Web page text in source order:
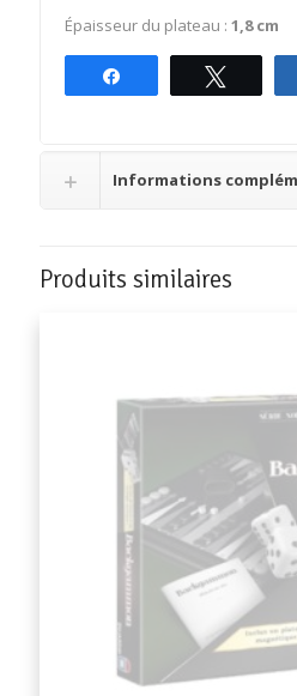
Épaisseur du plateau : 1,8 cm
Informations
Produits similaires